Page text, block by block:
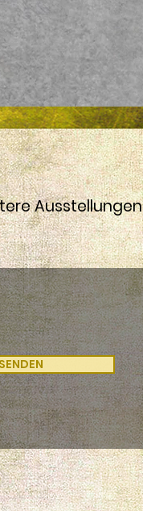
Ausstellungen
SENDEN